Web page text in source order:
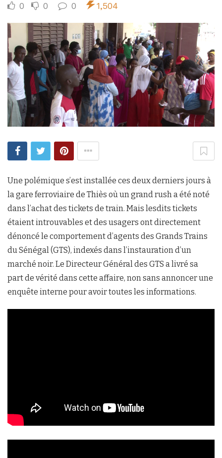
0 0 0 1,504
Une polémique s’est installée ces deux derniers jours à
la gare ferroviaire de Thiès où un grand rush a été noté
dans l’achat des tickets de train. Mais lesdits tickets
étaient introuvables et des usagers ont directement
dénoncé le comportement d’agents des Grands Trains
du Sénégal (GTS), indexés dans l’instauration d’un
marché noir. Le Directeur Général des GTS a livré sa
part de vérité dans cette affaire, non sans annoncer une
enquête interne pour avoir toutes les informations.